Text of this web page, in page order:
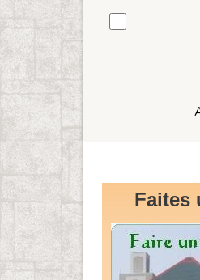
Faites